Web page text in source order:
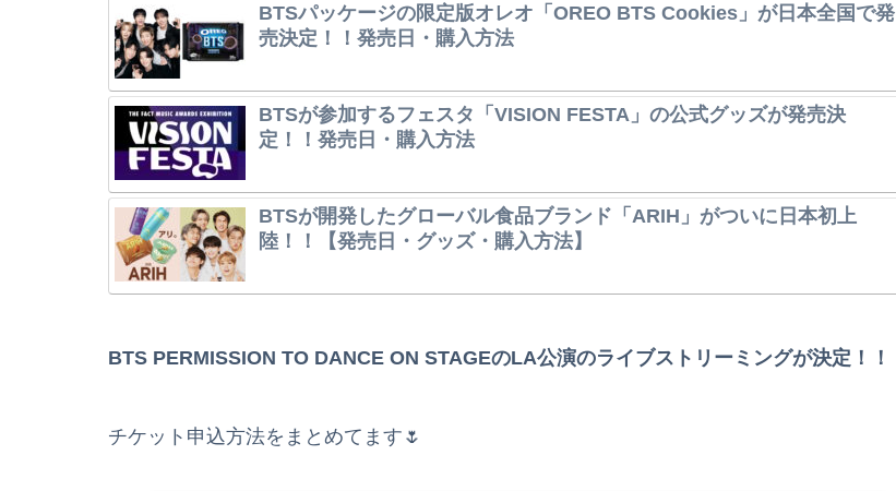
BTSパッケージの限定版オレオ「OREO BTS Cookies」が日本全国で発
売決定！！発売日・購入方法
BTSが参加するフェスタ「VISION FESTA」の公式グッズが発売決
定！！発売日・購入方法
BTSが開発したグローバル食品ブランド「ARIH」がついに日本初上
陸！！【発売日・グッズ・購入方法】
BTS PERMISSION TO DANCE ON STAGEのLA公演のライブストリーミングが決定！！
チケット申込方法をまとめてます🌷